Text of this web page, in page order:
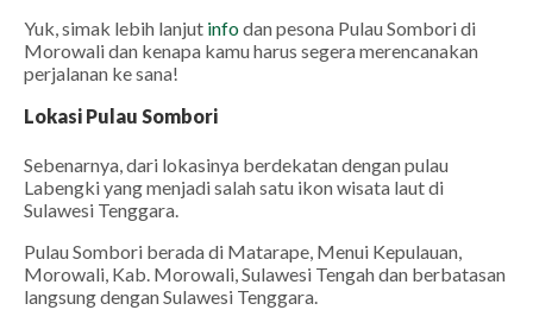
Yuk, simak lebih lanjut infodan pesona Pulau Sombori di
Morowali dan kenapa kamu harus segera merencanakan
perjalanan ke sana!
Lokasi Pulau Sombori
Sebenarnya, dari lokasinya berdekatan dengan pulau
Labengki yang menjadi salah satu ikonwisata laut di
Sulawesi Tenggara.
Pulau Sombori berada di Matarape, Menui Kepulauan,
Morowali, Kab. Morowali, Sulawesi Tengah dan berbatasan
langsung dengan Sulawesi Tenggara.